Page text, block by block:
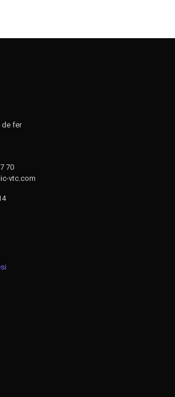
de fer
70
vtc.com